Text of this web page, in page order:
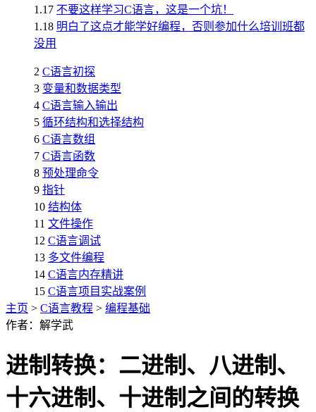
1.17 不要这样学习C语言，这是一个坑！
1.18 明白了这点才能学好编程，否则参加什么培训班都
没用
2 C语言初探
3 变量和数据类型
4 C语言输入输出
5 循环结构和选择结构
6 C语言数组
7 C语言函数
8 预处理命令
9 指针
10 结构体
11 文件操作
12 C语言调试
13 多文件编程
14 C语言内存精讲
15 C语言项目实战案例
主页 > C语言教程 > 编程基础
作者：解学武
进制转换：二进制、八进制、
十六进制、十进制之间的转换